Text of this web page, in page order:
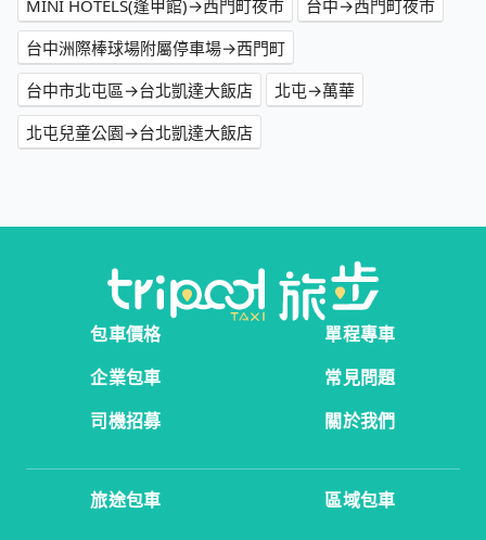
MINI HOTELS(逢甲館)→西門町夜市
台中→西門町夜市
台中洲際棒球場附屬停車場→西門町
台中市北屯區→台北凱達大飯店
北屯→萬華
北屯兒童公園→台北凱達大飯店
包車價格
單程專車
企業包車
常見問題
司機招募
關於我們
旅途包車 區域包車